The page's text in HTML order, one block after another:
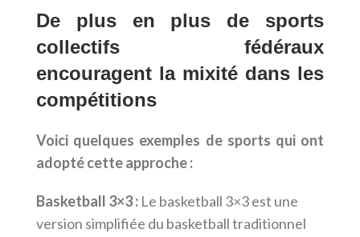
De plus en plus de sports
collectifs fédéraux
encouragent la mixité dans les
compétitions
Voici quelques exemples de sports qui ont
adopté cette approche :
Basketball 3×3 : Le basketball 3×3 est une
version simplifiée du basketball traditionnel